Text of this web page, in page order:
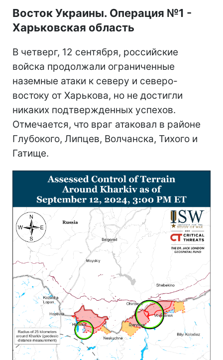
Восток Украины. Операция №1 -
Харьковская область
В четверг, 12 сентября, российские
войска продолжали ограниченные
наземные атаки к северу и северо-
востоку от Харькова, но не достигли
никаких подтвержденных успехов.
Отмечается, что враг атаковал в районе
Глубокого, Липцев, Волчанска, Тихого и
Гатище.